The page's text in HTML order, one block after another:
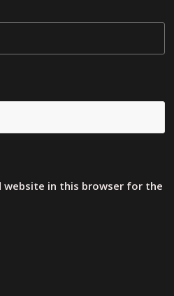
website in this browser for the